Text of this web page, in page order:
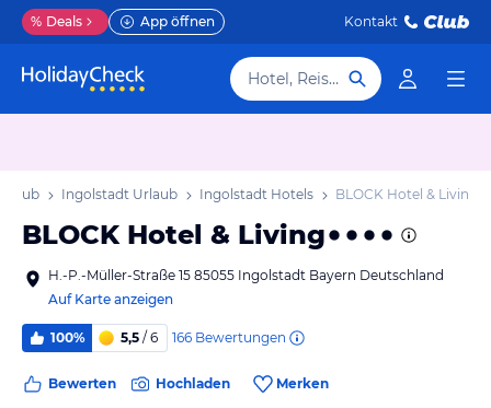
% Deals App öffnen Kontakt
Hotel, Reiseziel
Ingolstadt Urlaub Ingolstadt Hotels BLOCK Hotel & Living
BLOCK Hotel & Living
H.-P.-Müller-Straße 15 85055 Ingolstadt Bayern Deutschland
Auf Karte anzeigen
100% 5,5 / 6 166 Bewertungen
Bewerten Hochladen Merken